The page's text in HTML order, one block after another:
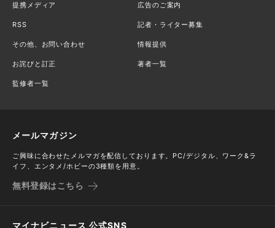
提携メディア 広告のご案内
RSS 記者・ライター募集
その他、お問い合わせ 情報提供
お詫びと訂正 著者一覧
監修者一覧
メールマガジン
ご興味に合わせたメルマガを配信しております。PC/デジタル、ワーク&ラ
イフ、エンタメ/ホビーの3種類を用意。
無料登録はこちら
マイナビニュース 公式SNS